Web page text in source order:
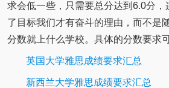
求会低一些，只需要总分达到6.0分
了目标我们才有奋斗的理由，而不是
分数就上什么学校。具体的分数要求
英国大学雅思成绩要求汇总
新西兰大学雅思成绩要求汇总